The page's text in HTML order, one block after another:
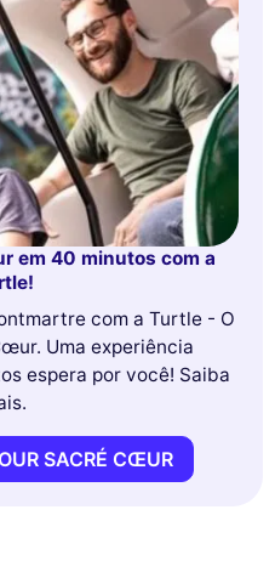
em 40 minutos com a
com a Turtle - O
Uma experiência
espera por você! Saiba
SACRÉ CŒUR